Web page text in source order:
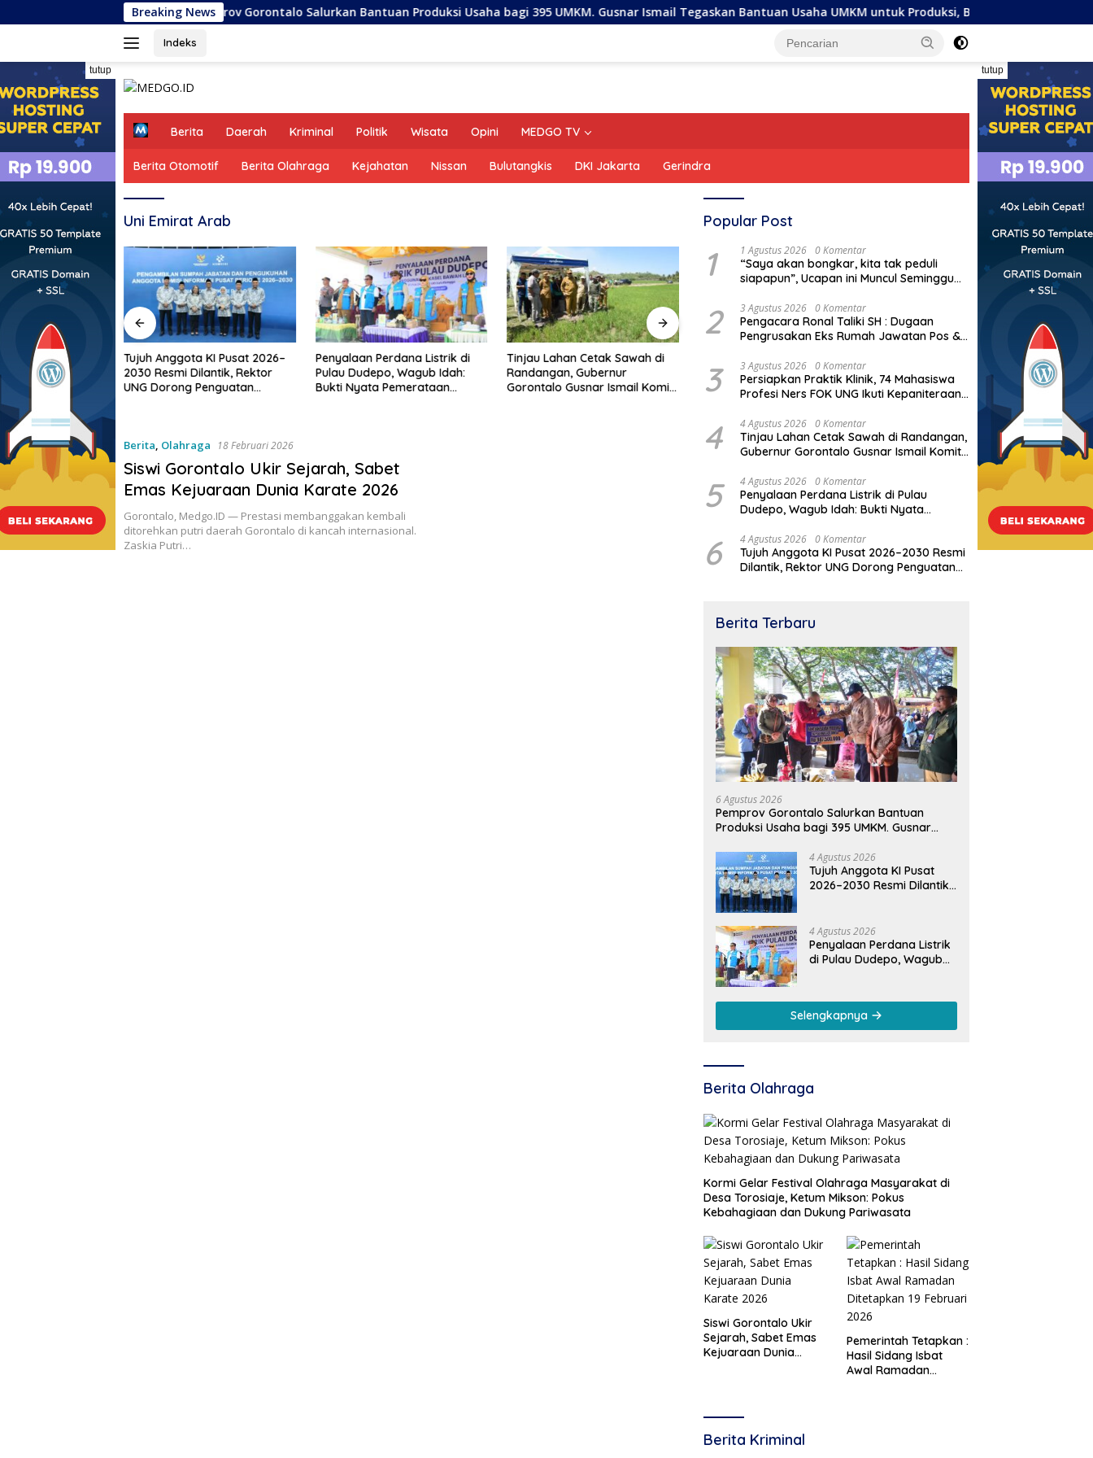
ke
Breaking News
Pemprov Gorontalo Salurkan Bantuan Produksi Usaha bagi 395 UMKM. Gusnar Ismail Tegaskan Bantuan Usaha UMKM untuk Produksi, Bukan Konsumsi
Indeks
tutup tutup
H
m
e
Berita Daerah Kriminal Politik Wisata Opini MEDGO TV
Berita Otomotif Berita Olahraga Kejahatan Nissan Bulutangkis DKI Jakarta Gerindra
Uni Emirat Arab
Salurkan
Usaha bagi
Ismail
Usaha
Bukan
Tujuh Anggota KI Pusat 2026–
2030 Resmi Dilantik, Rektor
UNG Dorong Penguatan
Penyalaan Perdana Listrik di
Pulau Dudepo, Wagub Idah:
Bukti Nyata Pemerataan
Tinjau Lahan Cetak Sawah di
Randangan, Gubernur
Gorontalo Gusnar Ismail Komit
Mahasiswa Profesi Ners FOK
UNG Ikuti Kepaniteraan Umum
Pengacara Ronal Taliki SH :
Dugaan Pengrusakan Eks
Rumah Jawatan Pos &
Telegraf Dilakukan Terstruktur
dan Sistimatis. Polda Gorontalo
Diminta Profesional
Berita, Olahraga 18 Februari 2026
Siswi Gorontalo Ukir Sejarah, Sabet
Emas Kejuaraan Dunia Karate 2026
Gorontalo, Medgo.ID — Prestasi membanggakan kembali
ditorehkan putri daerah Gorontalo di kancah internasional.
Zaskia Putri…
Popular Post
1 1 Agustus 2026 0 Komentar
“Saya akan bongkar, kita tak peduli
siapapun”, Ucapan ini Muncul Seminggu
Cagar Budaya Gorontalo
2 3 Agustus 2026 0 Komentar
Pengacara Ronal Taliki SH : Dugaan
Pengrusakan Eks Rumah Jawatan Pos &
Sistimatis. Polda Gorontalo Diminta
Profesional
3 3 Agustus 2026 0 Komentar
Persiapkan Praktik Klinik, 74 Mahasiswa
Profesi Ners FOK UNG Ikuti Kepaniteraan
4 4 Agustus 2026 0 Komentar
Tinjau Lahan Cetak Sawah di Randangan,
Gubernur Gorontalo Gusnar Ismail Komit
5 4 Agustus 2026 0 Komentar
Penyalaan Perdana Listrik di Pulau
Dudepo, Wagub Idah: Bukti Nyata
6 4 Agustus 2026 0 Komentar
Tujuh Anggota KI Pusat 2026–2030 Resmi
Dilantik, Rektor UNG Dorong Penguatan
Berita Terbaru
6 Agustus 2026
Pemprov Gorontalo Salurkan Bantuan
Produksi Usaha bagi 395 UMKM. Gusnar
untuk Produksi, Bukan Konsumsi
4 Agustus 2026
Tujuh Anggota KI Pusat
2026–2030 Resmi Dilantik,
Informasi Digital
4 Agustus 2026
Penyalaan Perdana Listrik
di Pulau Dudepo, Wagub
Pembangunan
Selengkapnya
Berita Olahraga
Kormi Gelar Festival Olahraga Masyarakat di
Desa Torosiaje, Ketum Mikson: Pokus
Kebahagiaan dan Dukung Pariwasata
Siswi Gorontalo Ukir
Sejarah, Sabet Emas
Kejuaraan Dunia
Pemerintah Tetapkan :
Hasil Sidang Isbat
Awal Ramadan
Berita Kriminal